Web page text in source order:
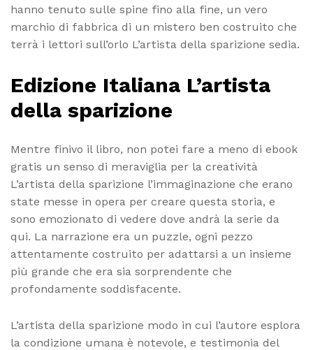
hanno tenuto sulle spine fino alla fine, un vero
marchio di fabbrica di un mistero ben costruito che
terrà i lettori sull’orlo L’artista della sparizione sedia.
Edizione Italiana L’artista
della sparizione
Mentre finivo il libro, non potei fare a meno di ebook
gratis un senso di meraviglia per la creatività
L’artista della sparizione l’immaginazione che erano
state messe in opera per creare questa storia, e
sono emozionato di vedere dove andrà la serie da
qui. La narrazione era un puzzle, ogni pezzo
attentamente costruito per adattarsi a un insieme
più grande che era sia sorprendente che
profondamente soddisfacente.
L’artista della sparizione modo in cui l’autore esplora
la condizione umana è notevole, e testimonia del